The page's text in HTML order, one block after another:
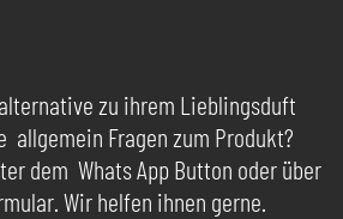
zu ihrem Lieblingsduft
allgemein Fragen zum Produkt?
dem Whats App Button oder über
Wir helfen ihnen gerne.